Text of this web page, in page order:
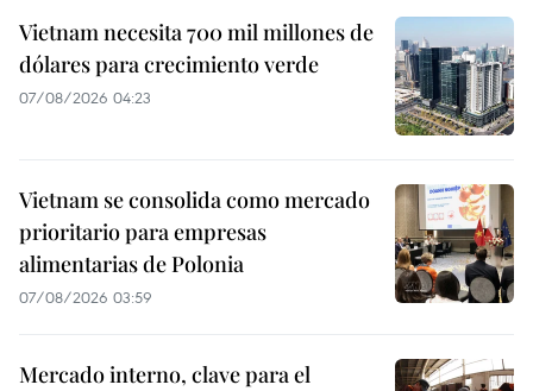
Vietnam necesita 700 mil millones de
dólares para crecimiento verde
07/08/2026 04:23
Vietnam se consolida como mercado
prioritario para empresas
alimentarias de Polonia
07/08/2026 03:59
Mercado interno, clave para el